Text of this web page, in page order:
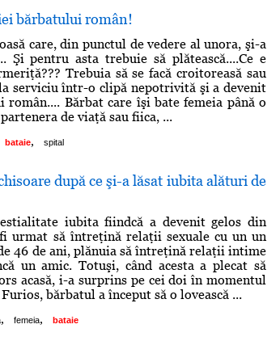
bărbatului român!
care, din punctul de vedere al unora, şi-a
Şi pentru asta trebuie să plătească....Ce e
Trebuia să se facă croitoreasă sau
serviciu într-o clipă nepotrivită şi a devenit
Bărbat care îşi bate femeia până o
de viaţă sau fiica, ...
bataie, spital
după ce şi-a lăsat iubita alături de
iubita fiindcă a devenit gelos din
urmat să întreţină relaţii sexuale cu un un
46 de ani, plănuia să întreţină relaţii intime
un amic. Totuşi, când acesta a plecat să
acasă, i-a surprins pe cei doi în momentul
bărbatul a început să o lovească ...
, femeia, bataie